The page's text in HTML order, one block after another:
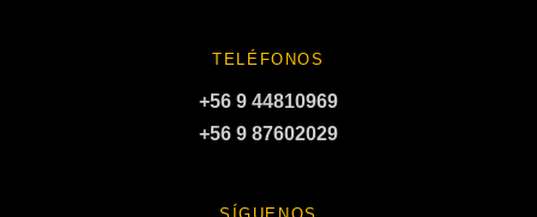
TELÉFONOS
+56 9 44810969
+56 9 87602029